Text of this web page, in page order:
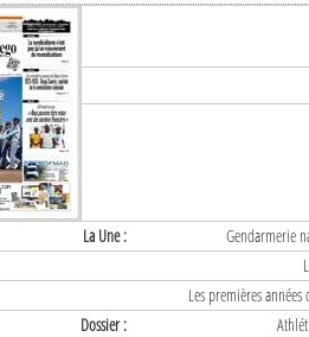
La Une :
Gendarmerie
Les premières
Dossier :